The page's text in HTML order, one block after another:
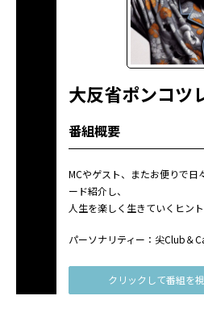
大反省ポンコツ
番組概要
MCやゲスト、またお便りで日
ード紹介し、
人生を楽しく生きていくヒン
パーソナリティー：尖Club＆
クリックして番組を